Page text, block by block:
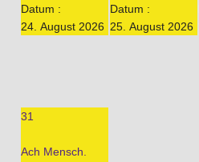
Datum :
24. August 2026
Datum :
25. August 2026
31
Ach Mensch.